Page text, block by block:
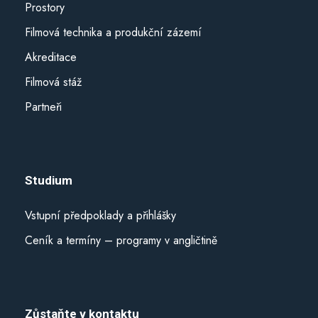
nebo které shromáždili při vašem používání jejich služeb.
Prostory
Filmová technika a produkční zázemí
Akreditace
Filmová stáž
Partneři
Studium
Vstupní předpoklady a přihlášky
Ceník a termíny – programy v angličtině
Zůstaňte v kontaktu